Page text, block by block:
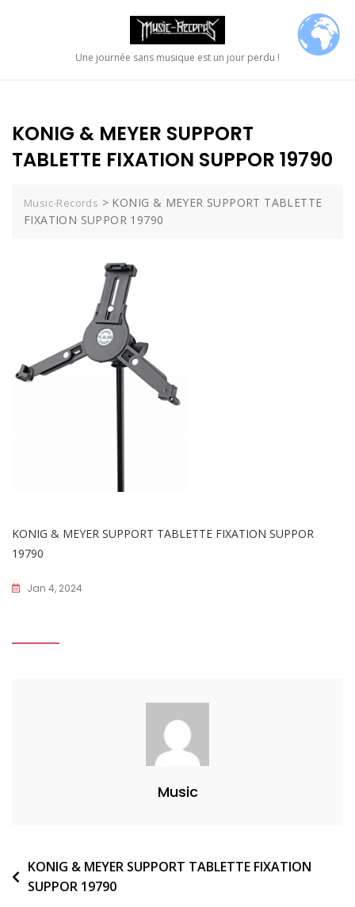
Une journée sans musique est un jour perdu !
KONIG & MEYER SUPPORT
TABLETTE FIXATION SUPPOR 19790
Music-Records > KONIG & MEYER SUPPORT TABLETTE
FIXATION SUPPOR 19790
KONIG & MEYER SUPPORT TABLETTE FIXATION SUPPOR
19790
Jan 4, 2024
Music
Navigation
de
KONIG & MEYER SUPPORT TABLETTE FIXATION
SUPPOR 19790